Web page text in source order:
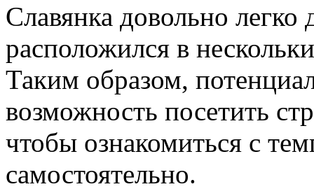
Славянка довольно легко
расположился в
Таким образом,
возможность посетить
чтобы ознакомиться с
самостоятельно.